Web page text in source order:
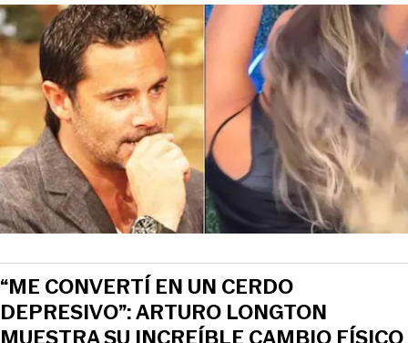
View this post on Instagram
“ME CONVERTÍ EN UN CERDO
DEPRESIVO”: ARTURO LONGTON